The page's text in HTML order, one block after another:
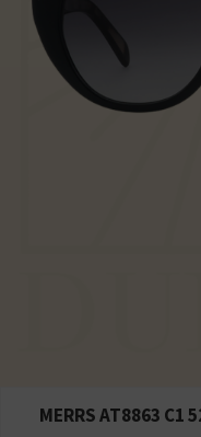
MERRS AT8863 C1